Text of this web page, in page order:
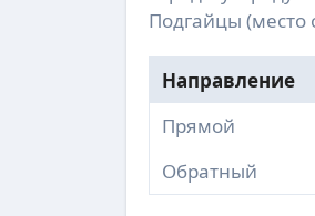
Подгайцы (место
Направление
Прямой
Обратный